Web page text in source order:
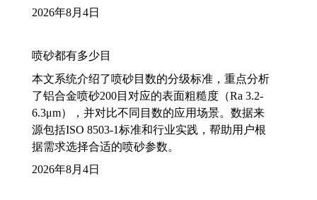
2026年8月4日
喷砂都有多少目
本文系统介绍了喷砂目数的分级标准，重点分析
了铝合金喷砂200目对应的表面粗糙度（Ra 3.2-
6.3μm），并对比不同目数的应用场景。数据来
源包括ISO 8503-1标准和行业实践，帮助用户根
据需求选择合适的喷砂参数。
2026年8月4日